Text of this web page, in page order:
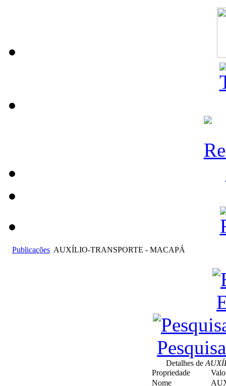
Publicações AUXÍLIO-TRANSPORTE - MACAPÁ
Detalhes de
Propriedade
Nome